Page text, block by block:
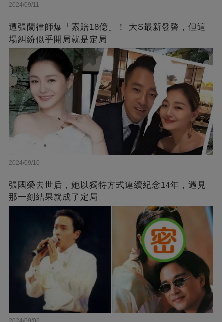
2024/09/11
遭張蘭律師爆「索賠18億」！ 大S最新發聲，但這
場糾紛似乎開局就是定局
2024/09/10
張國榮去世后，她以獨特方式連續紀念14年，遇見
那一刻結果就成了定局